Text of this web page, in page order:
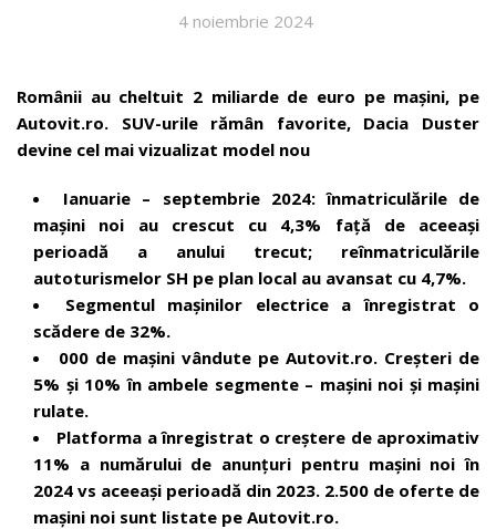
4 noiembrie 2024
Românii au cheltuit 2 miliarde de euro pe mașini, pe
Autovit.ro. SUV-urile rămân favorite, Dacia Duster
devine cel mai vizualizat model nou
Ianuarie – septembrie 2024: înmatriculările de
mașini noi au crescut cu 4,3% față de aceeași
perioadă a anului trecut; reînmatriculările
autoturismelor SH pe plan local au avansat cu 4,7%.
Segmentul mașinilor electrice a înregistrat o
scădere de 32%.
000 de mașini vândute pe Autovit.ro. Creșteri de
5% și 10% în ambele segmente – mașini noi și mașini
rulate.
Platforma a înregistrat o creștere de aproximativ
11% a numărului de anunțuri pentru mașini noi în
2024 vs aceeași perioadă din 2023. 2.500 de oferte de
mașini noi sunt listate pe Autovit.ro.